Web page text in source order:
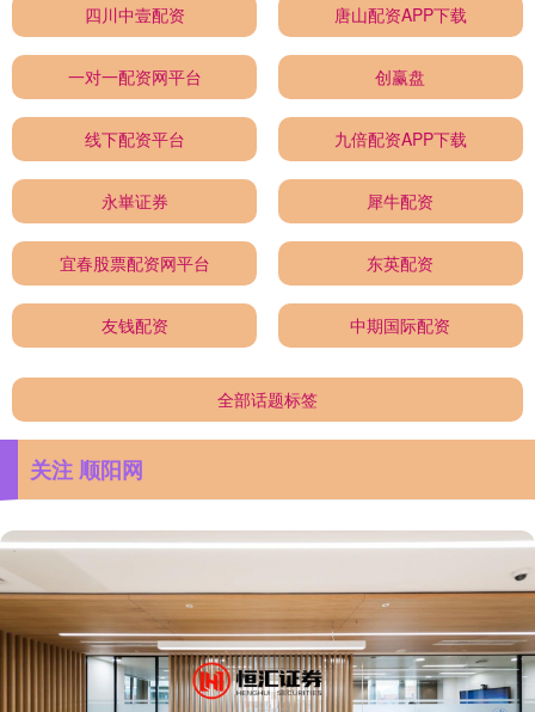
四川中壹配资 唐山配资APP下载
一对一配资网平台 创赢盘
线下配资平台 九倍配资APP下载
永崋证券 犀牛配资
宜春股票配资网平台 东英配资
友钱配资 中期国际配资
全部话题标签
关注 顺阳网